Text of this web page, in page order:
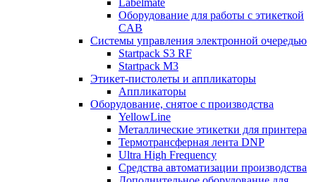
Labelmate
Оборудование для работы с этикеткой
CAB
Системы управления электронной очередью
Startpack S3 RF
Startpack M3
Этикет-пистолеты и аппликаторы
Аппликаторы
Оборудование, снятое с производства
YellowLine
Металлические этикетки для принтера
Термотрансферная лента DNP
Ultra High Frequency
Средства автоматизации производства